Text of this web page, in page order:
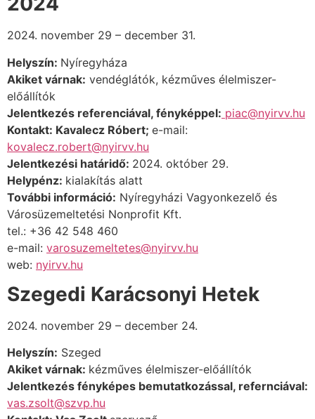
2024. november 29 – december 31.
Helyszín: Nyíregyháza
Akiket várnak: vendéglátók, kézműves élelmiszer-
előállítók
Jelentkezés referenciával, fényképpel: piac@nyirvv.hu
Kontakt: Kavalecz Róbert; e-mail:
kovalecz.robert@nyirvv.hu
Jelentkezési határidő: 2024. október 29.
Helypénz: kialakítás alatt
További információ: Nyíregyházi Vagyonkezelő és
Városüzemeltetési Nonprofit Kft.
tel.: +36 42 548 460
e-mail: varosuzemeltetes@nyirvv.hu
web: nyirvv.hu
Szegedi Karácsonyi Hetek
2024. november 29 – december 24.
Helyszín: Szeged
Akiket várnak: kézműves élelmiszer-előállítók
Jelentkezés fényképes bemutatkozással, refernciával:
vas.zsolt@szvp.hu